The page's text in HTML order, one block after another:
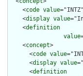
    <
code value
    <
display value
    <
definition
value
    <
concept>
      <
code value
      <
display value
      <
definition